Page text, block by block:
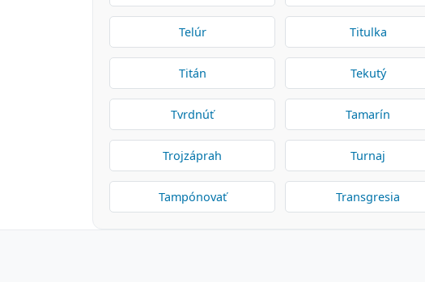
Telúr Titulka
Titán Tekutý
Tvrdnúť Tamarín
Trojzáprah Turnaj
Tampónovať Transgresia